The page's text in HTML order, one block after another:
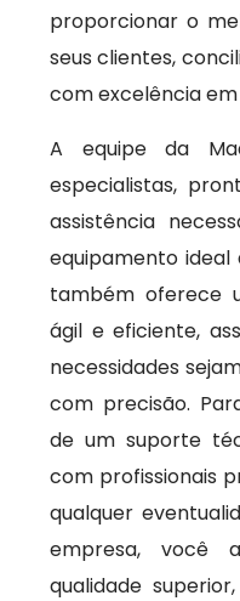
proporcionar o
seus clientes,
com excelência
A equipe da
especialistas,
assistência
equipamento
também oferece
ágil e eficiente,
necessidades
com precisão.
de um suporte
com profissionais
qualquer
empresa, você
qualidade